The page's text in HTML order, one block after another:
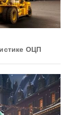
ОЦП